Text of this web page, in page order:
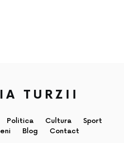
TURZII
Politica Cultura
Sport
Blog Contact